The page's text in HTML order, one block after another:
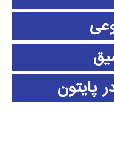
پایتون